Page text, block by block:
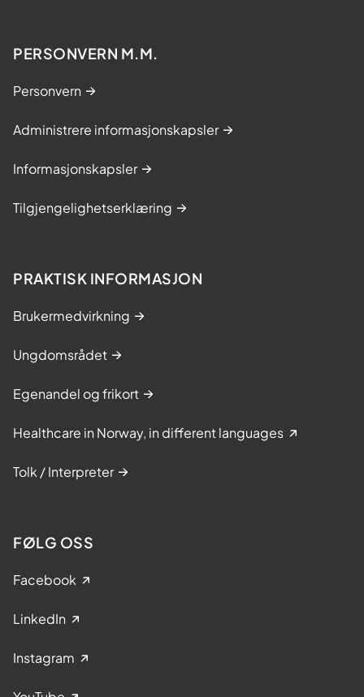
PERSONVERN M.M.
Personvern
Administrere informasjonskapsler
Informasjonskapsler
Tilgjengelighetserklæring
PRAKTISK INFORMASJON
Brukermedvirkning
Ungdomsrådet
Egenandel og frikort
Healthcare in Norway, in different languages
Tolk / Interpreter
FØLG OSS
Facebook
LinkedIn
Instagram